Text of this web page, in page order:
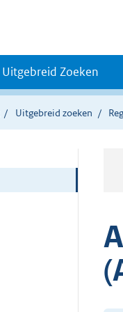
Uitgebreid Zoeken
Uitgebreid zoeken